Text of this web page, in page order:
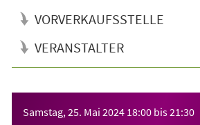
VORVERKAUFSSTELLE
VERANSTALTER
Samstag, 25. Mai 2024 18:00 bis21:30